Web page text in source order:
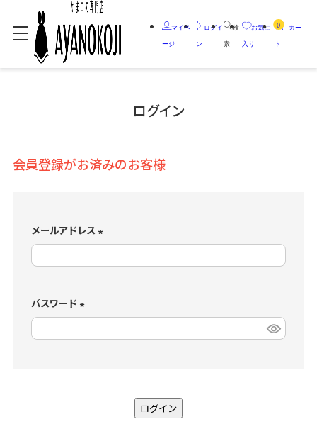
マイペ
ージ
ログイ
ン
検
索
お気に
入り
0 カー
ト
ログイン
会員登録がお済みのお客様
メールアドレス
必
パスワード
必
ログイン